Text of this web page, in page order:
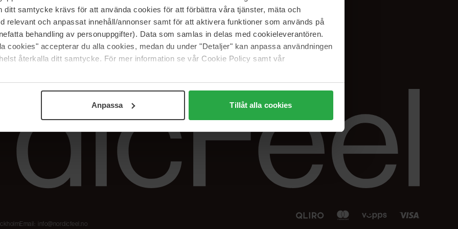
ditt samtycke krävs för att använda cookies för att förbättra våra tjänster, mäta och
relevant och anpassat innehåll/annonser samt för att aktivera funktioner som används på
behandling av personuppgifter). Data som samlas in delas med cookieleverantören.
cookies" accepterar du alla cookies, medan du under "Detaljer" kan anpassa användningen
återkalla ditt samtycke. För mer information se vår Cookie Policy samt vår
Anpassa Tillåt alla cookies
The Beauty Edit
Jobb hos oss
Samarbeidspartner
Spor bestillingen min
Retur og reklamasjon
Blush har blitt
Nordicfeel
Instagram
Linkedin
Email: info@nordicfeel.no